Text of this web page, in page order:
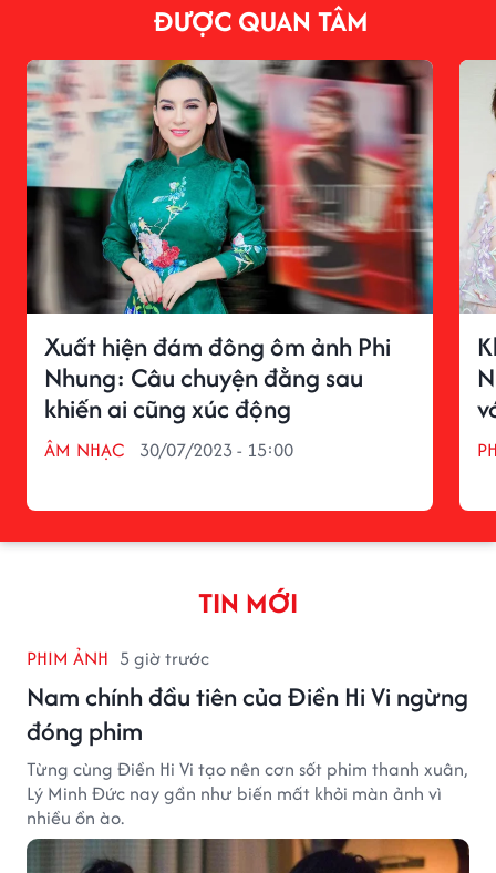
ĐƯỢC QUAN TÂM
Xuất hiện đám đông ôm ảnh Phi
Nhung: Câu chuyện đằng sau
khiến ai cũng xúc động
ÂM NHẠC 30/07/2023 - 15:00
TIN MỚI
PHIM ẢNH 5 giờ trước
Nam chính đầu tiên của Điền Hi Vi ngừng
đóng phim
Từng cùng Điền Hi Vi tạo nên cơn sốt phim thanh xuân,
Lý Minh Đức nay gần như biến mất khỏi màn ảnh vì
nhiều ồn ào.